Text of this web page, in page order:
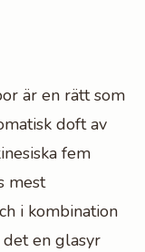
är en rätt som
doft av
fem
mest
i kombination
det en glasyr